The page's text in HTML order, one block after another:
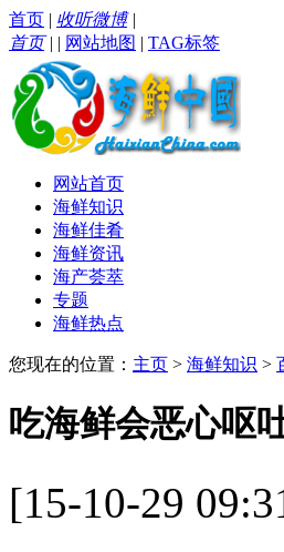
首页 | 收听微博|
首页| | 网站地图 | TAG标签
网站首页
海鲜知识
海鲜佳肴
海鲜资讯
海产荟萃
专题
海鲜热点
您现在的位置： 主页 > 海鲜知识 >
吃海鲜会恶心呕
[15-10-29